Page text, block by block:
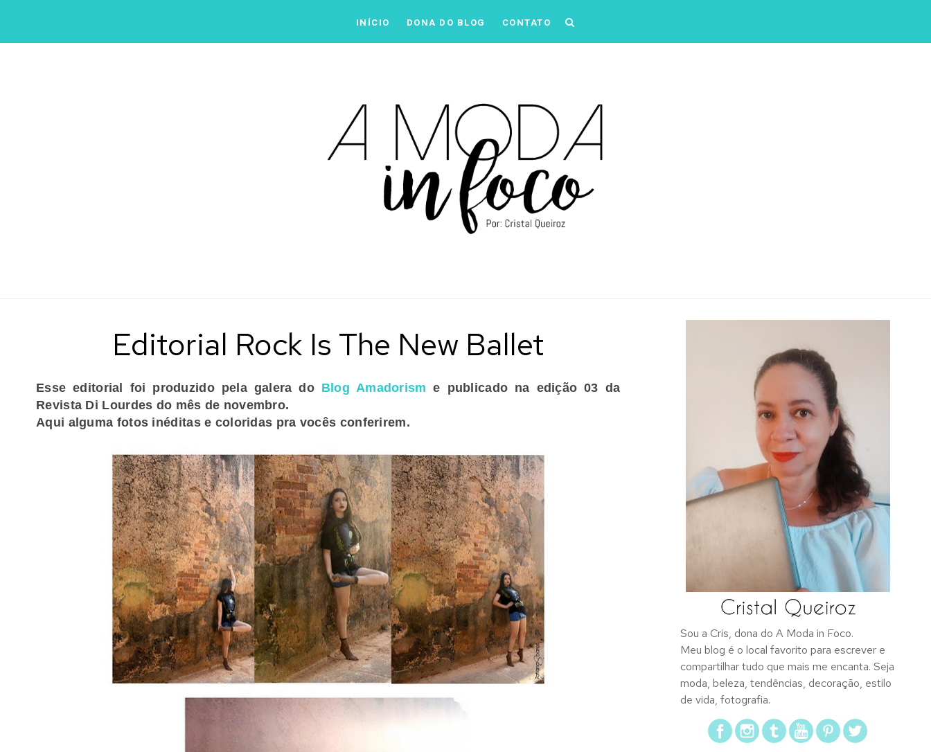
INÍCIO DONA DO BLOG CONTATO
Editorial Rock Is The New Ballet
Esse editorial foi produzido pela galera do Blog Amadorisme publicado na edição 03 da
Revista Di Lourdes do mês de novembro.
Aqui alguma fotos inéditas e coloridas pra vocês conferirem.
Sou a Cris, dona do A Moda in Foco.
Meu blog é o local favorito para escrever e
compartilhar tudo que mais me encanta. Seja
moda, beleza, tendências, decoração, estilo
de vida, fotografia.